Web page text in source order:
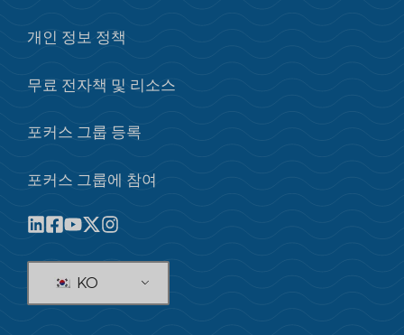
개인 정보 정책
무료 전자책 및 리소스
포커스 그룹 등록
포커스 그룹에 참여
KO